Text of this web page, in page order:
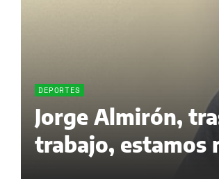
DEPORTES
Jorge Almirón,
trabajo, estamos